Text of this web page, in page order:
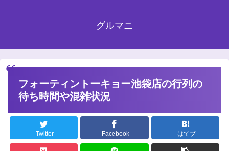
グルマニ
フォーティントーキョー池袋店の行列の
待ち時間や混雑状況
Twitter Facebook はてブ